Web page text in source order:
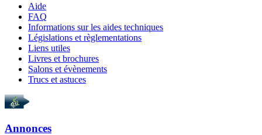
Aide
FAQ
Informations sur les aides techniques
Législations et règlementations
Liens utiles
Livres et brochures
Salons et évènements
Trucs et astuces
Annonces